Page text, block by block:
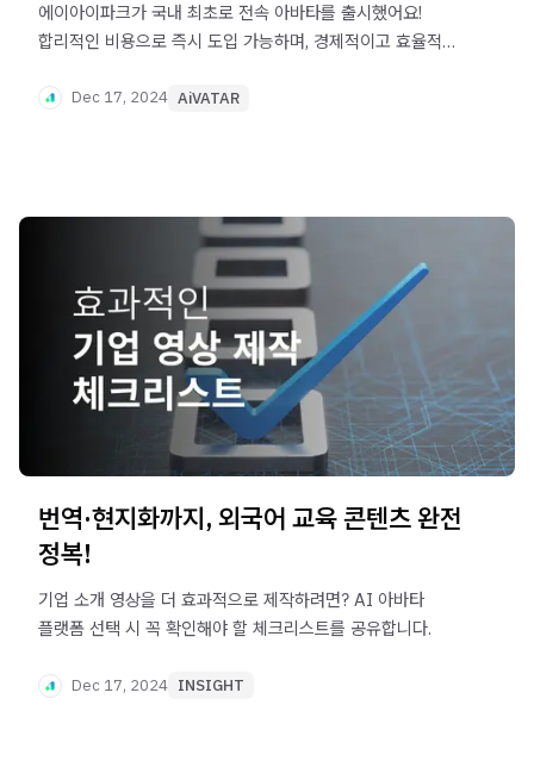
에이아이파크가 국내 최초로 전속 아바타를 출시했어요!
합리적인 비용으로 즉시 도입 가능하며, 경제적이고 효율적인
Dec 17, 2024 AiVATAR
번역·현지화까지, 외국어 교육 콘텐츠 완전
정복!
기업 소개 영상을 더 효과적으로 제작하려면? AI 아바타
플랫폼 선택 시 꼭 확인해야 할 체크리스트를 공유합니다.
Dec 17, 2024 INSIGHT